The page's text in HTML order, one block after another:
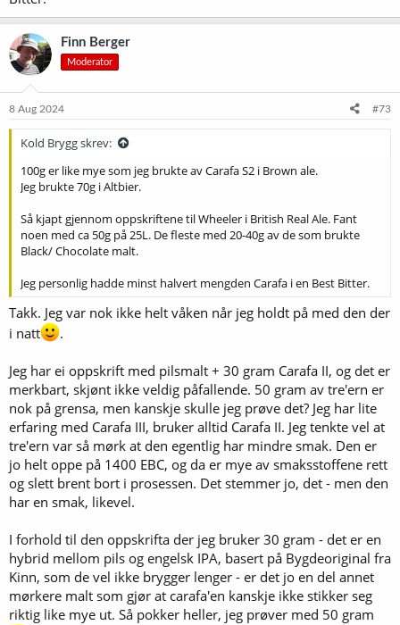
Finn Berger
Moderator
8 Aug 2024 #73
Kold Brygg skrev:
100g er like mye som jeg brukte av Carafa S2 i Brown ale.
Jeg brukte 70g i Altbier.
Så kjapt gjennom oppskriftene til Wheeler i British Real Ale. Fant
noen med ca 50g på 25L. De fleste med 20-40g av de som brukte
Black/ Chocolate malt.
Jeg personlig hadde minst halvert mengden Carafa i en Best Bitter.
Takk. Jeg var nok ikke helt våken når jeg holdt på med den der
i natt
.
Jeg har ei oppskrift med pilsmalt + 30 gram Carafa II, og det er
merkbart, skjønt ikke veldig påfallende. 50 gram av tre'ern er
nok på grensa, men kanskje skulle jeg prøve det? Jeg har lite
erfaring med Carafa III, bruker alltid Carafa II. Jeg tenkte vel at
tre'ern var så mørk at den egentlig har mindre smak. Den er
jo helt oppe på 1400 EBC, og da er mye av smaksstoffene rett
og slett brent bort i prosessen. Det stemmer jo, det - men den
har en smak, likevel.
I forhold til den oppskrifta der jeg bruker 30 gram - det er en
hybrid mellom pils og engelsk IPA, basert på Bygdeoriginal fra
Kinn, som de vel ikke brygger lenger - er det jo en del annet
mørkere malt som gjør at carafa'en kanskje ikke stikker seg
riktig like mye ut. Så pokker heller, jeg prøver med 50 gram